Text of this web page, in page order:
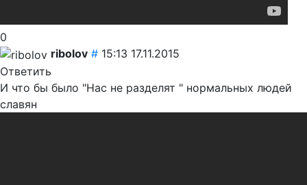
0
ribolov # 15:13 17.11.2015
Ответить
И что бы было "Нас не разделят " нормальных людей
славян